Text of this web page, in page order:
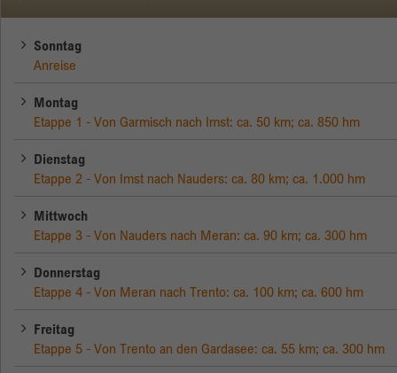
Sonntag
Anreise
Montag
Etappe 1 - Von Garmisch nach Imst: ca. 50 km; ca. 850 hm
Dienstag
Etappe 2 - Von Imst nach Nauders: ca. 80 km; ca. 1.000 hm
Mittwoch
Etappe 3 - Von Nauders nach Meran: ca. 90 km; ca. 300 hm
Donnerstag
Etappe 4 - Von Meran nach Trento: ca. 100 km; ca. 600 hm
Freitag
Etappe 5 - Von Trento an den Gardasee: ca. 55 km; ca. 300 hm